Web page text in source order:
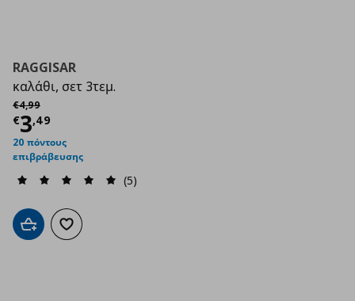
RAGGISAR
καλάθι, σετ 3τεμ.
€4,99
Αρχική τιμή
€3,49
Τρέχουσα τιμή
20 πόντους
επιβράβευσης
(5)
Προσθήκη στο καλάθι
Προσθήκη στα αγαπημένα